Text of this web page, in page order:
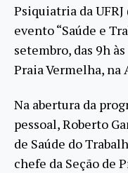
Psiquiatria da
evento “Saúde e
setembro, das 9h
Praia Vermelha, na
Na abertura da
pessoal, Roberto
de Saúde do
chefe da Seção de